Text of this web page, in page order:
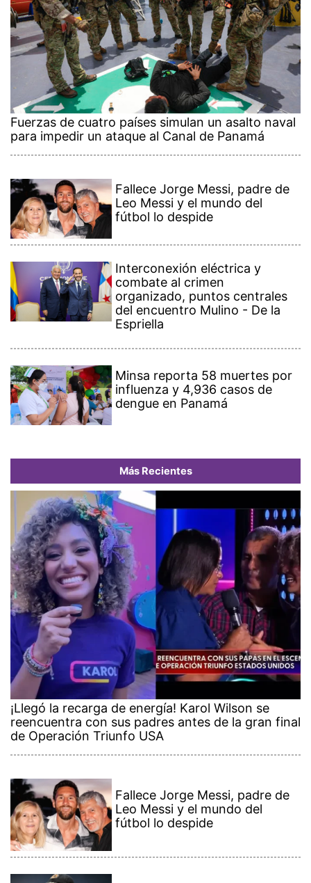
Fuerzas de cuatro países simulan un asalto naval
para impedir un ataque al Canal de Panamá
Fallece Jorge Messi, padre de
Leo Messi y el mundo del
fútbol lo despide
Interconexión eléctrica y
combate al crimen
organizado, puntos centrales
del encuentro Mulino - De la
Espriella
Minsa reporta 58 muertes por
influenza y 4,936 casos de
dengue en Panamá
Más Recientes
¡Llegó la recarga de energía! Karol Wilson se
reencuentra con sus padres antes de la gran final
de Operación Triunfo USA
Fallece Jorge Messi, padre de
Leo Messi y el mundo del
fútbol lo despide